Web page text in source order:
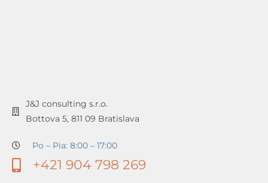
J&J consulting s.r.o.
Bottova 5, 811 09 Bratislava
Po – Pia: 8:00 – 17:00
+421 904 798 269